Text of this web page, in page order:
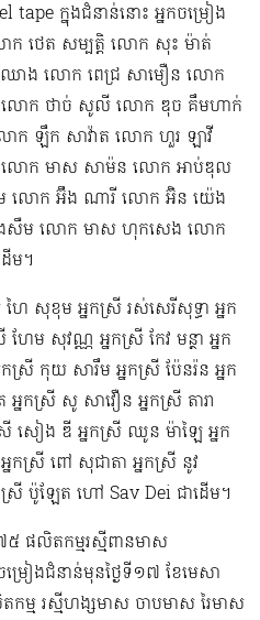
ក្នុងជំនាន់នោះ អ្នកចម្រៀង
ថេត សម្បត្តិ លោក សុះ ម៉ាត់
ង លោក ពេជ្រ សាមឿន លោក
លោក ថាច់ សូលី លោក ឌុច គឹមហាក់
ក ឡឹក សាវ៉ាត លោក ហួរ ឡាវី
ោក មាស សាម៉ន លោក អាប់ឌុល
លោក អ៊ឹង ណារី លោក អ៊ិន យ៉េង​​
ម ​លោក មាស ហុក​សេង លោក​
ម។
ៃ សុខុម​ អ្នកស្រី រស់សេរី​សុទ្ធា អ្នក
ែម សុវណ្ណ អ្នកស្រី កែវ មន្ថា អ្នក
ស្រី កុយ សារឹម អ្នកស្រី ប៉ែនរ៉ន អ្នក
កស្រី សូ សាវឿន អ្នកស្រី តារា
រី សៀង ឌី អ្នកស្រី ឈូន ម៉ាឡៃ អ្នក
កស្រី ពៅ សុជាតា អ្នកស្រី នូវ
រី ប៉ូឡែត ហៅ Sav Dei ជាដើម។
៥​ ផលិតកម្មរស្មីពានមាស
រៀងជំនាន់មុនថ្ងៃទី១៧ ខែមេសា
កម្ម រស្មីហង្សមាស ចាបមាស រៃមាស​